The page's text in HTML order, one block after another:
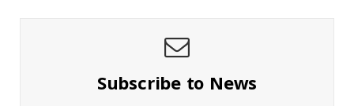
Subscribe to News